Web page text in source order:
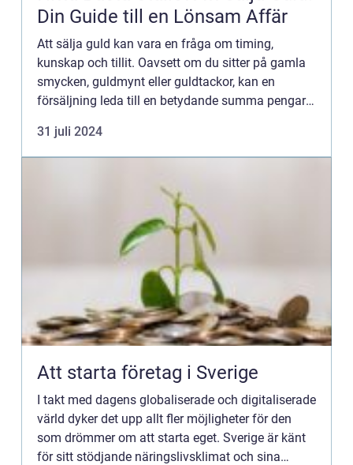
Din Guide till en Lönsam Affär
Att sälja guld kan vara en fråga om timing,
kunskap och tillit. Oavsett om du sitter på gamla
smycken, guldmynt eller guldtackor, kan en
försäljning leda till en betydande summa pengar. I
31 juli 2024
Att starta företag i Sverige
I takt med dagens globaliserade och digitaliserade
värld dyker det upp allt fler möjligheter för den
som drömmer om att starta eget. Sverige är känt
för sitt stödjande näringslivsklimat och sina